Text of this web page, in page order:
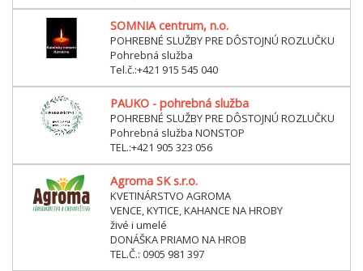
SOMNIA centrum, n.o.
POHREBNÉ SLUŽBY PRE DÔSTOJNÚ ROZLUČKU
Pohrebná služba
Tel.č.:+421 915 545 040
PAUKO - pohrebná služba
POHREBNÉ SLUŽBY PRE DÔSTOJNÚ ROZLUČKU
Pohrebná služba NONSTOP
TEL.:+421 905 323 056
Agroma SK s.r.o.
KVETINÁRSTVO AGROMA
VENCE, KYTICE, KAHANCE NA HROBY
živé i umelé
DONÁŠKA PRIAMO NA HROB
TEL.Č.: 0905 981 397